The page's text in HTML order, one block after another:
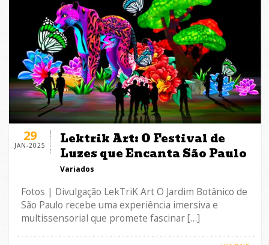
29
JAN-2025
Lektrik Art: O Festival de
Luzes que Encanta São Paulo
Variados
Fotos | Divulgação LekTriK Art O Jardim Botânico de
São Paulo recebe uma experiência imersiva e
multissensorial que promete fascinar […]